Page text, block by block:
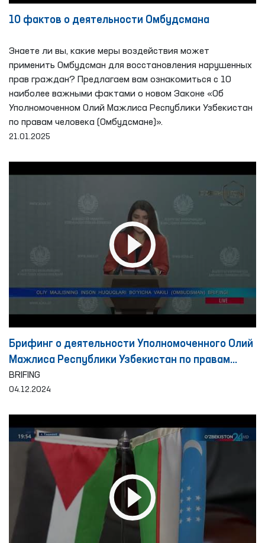
10 фактов о деятельности Омбудсмана
Знаете ли вы, какие меры воздействия может
применить Омбудсман для восстановления нарушенных
прав граждан? Предлагаем вам ознакомиться с 10
наиболее важными фактами о новом Законе «Об
Уполномоченном Олий Мажлиса Республики Узбекистан
по правам человека (Омбудсмане)».
21.01.2025
Брифинг о деятельности Уполномоченного Олий
Мажлиса Республики Узбекистан по правам
человека (омбудсмана) по выявлению и
предотвращению пыток за период 10 месяцев
BRIFING
04.12.2024